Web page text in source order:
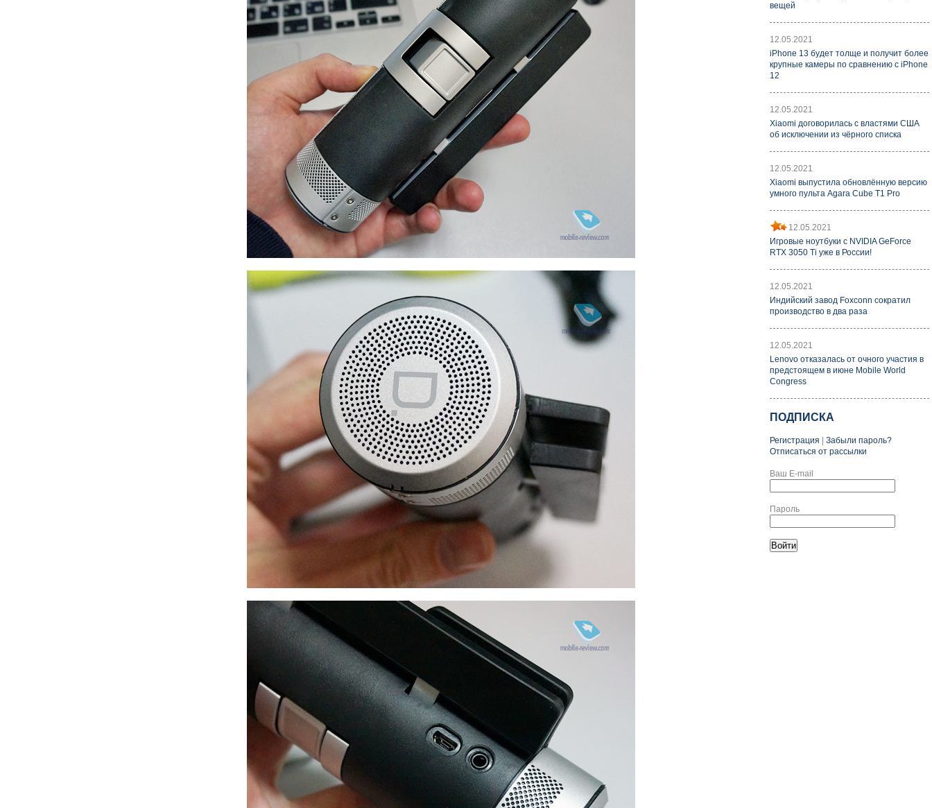
вещей
12.05.2021
iPhone 13 будет толще и получит более
крупные камеры по сравнению с iPhone
12
12.05.2021
Xiaomi договорилась с властями США
об исключении из чёрного списка
12.05.2021
Xiaomi выпустила обновлённую версию
умного пульта Agara Cube T1 Pro
12.05.2021
Игровые ноутбуки с NVIDIA GeForce
RTX 3050 Ti уже в России!
12.05.2021
Индийский завод Foxconn сократил
производство в два раза
12.05.2021
Lenovo отказалась от очного участия в
предстоящем в июне Mobile World
Congress
ПОДПИСКА
Регистрация
Забыли пароль?
Отписаться от рассылки
Ваш E-mail
Пароль